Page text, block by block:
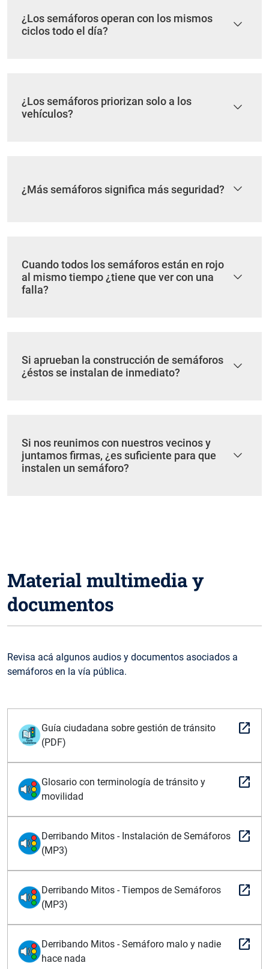
¿Los semáforos operan con los mismos
ciclos todo el día?
¿Los semáforos priorizan solo a los
vehículos?
¿Más semáforos significa más seguridad?
Cuando todos los semáforos están en rojo
al mismo tiempo ¿tiene que ver con una
falla?
Si aprueban la construcción de semáforos
¿éstos se instalan de inmediato?
Si nos reunimos con nuestros vecinos y
juntamos firmas, ¿es suficiente para que
instalen un semáforo?
Material multimedia y
documentos
Revisa acá algunos audios y documentos asociados a
semáforos en la vía pública.
Guía ciudadana sobre gestión de tránsito
(PDF)
open_in_new
Glosario con terminología de tránsito y
movilidad
open_in_new
Derribando Mitos - Instalación de Semáforos
(MP3)
open_in_new
Derribando Mitos - Tiempos de Semáforos
(MP3)
open_in_new
Derribando Mitos - Semáforo malo y nadie
hace nada
open_in_new